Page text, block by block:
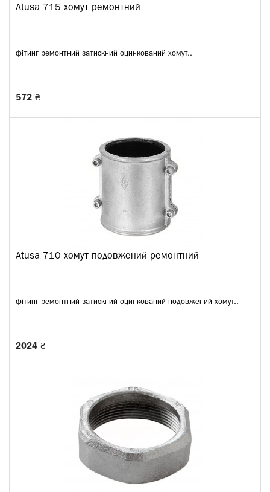
Atusa 715 хомут ремонтний
фітинг ремонтний затискний оцинкований хомут..
572 ₴
Atusa 710 хомут подовжений ремонтний
фітинг ремонтний затискний оцинкований подовжений хомут..
2024 ₴